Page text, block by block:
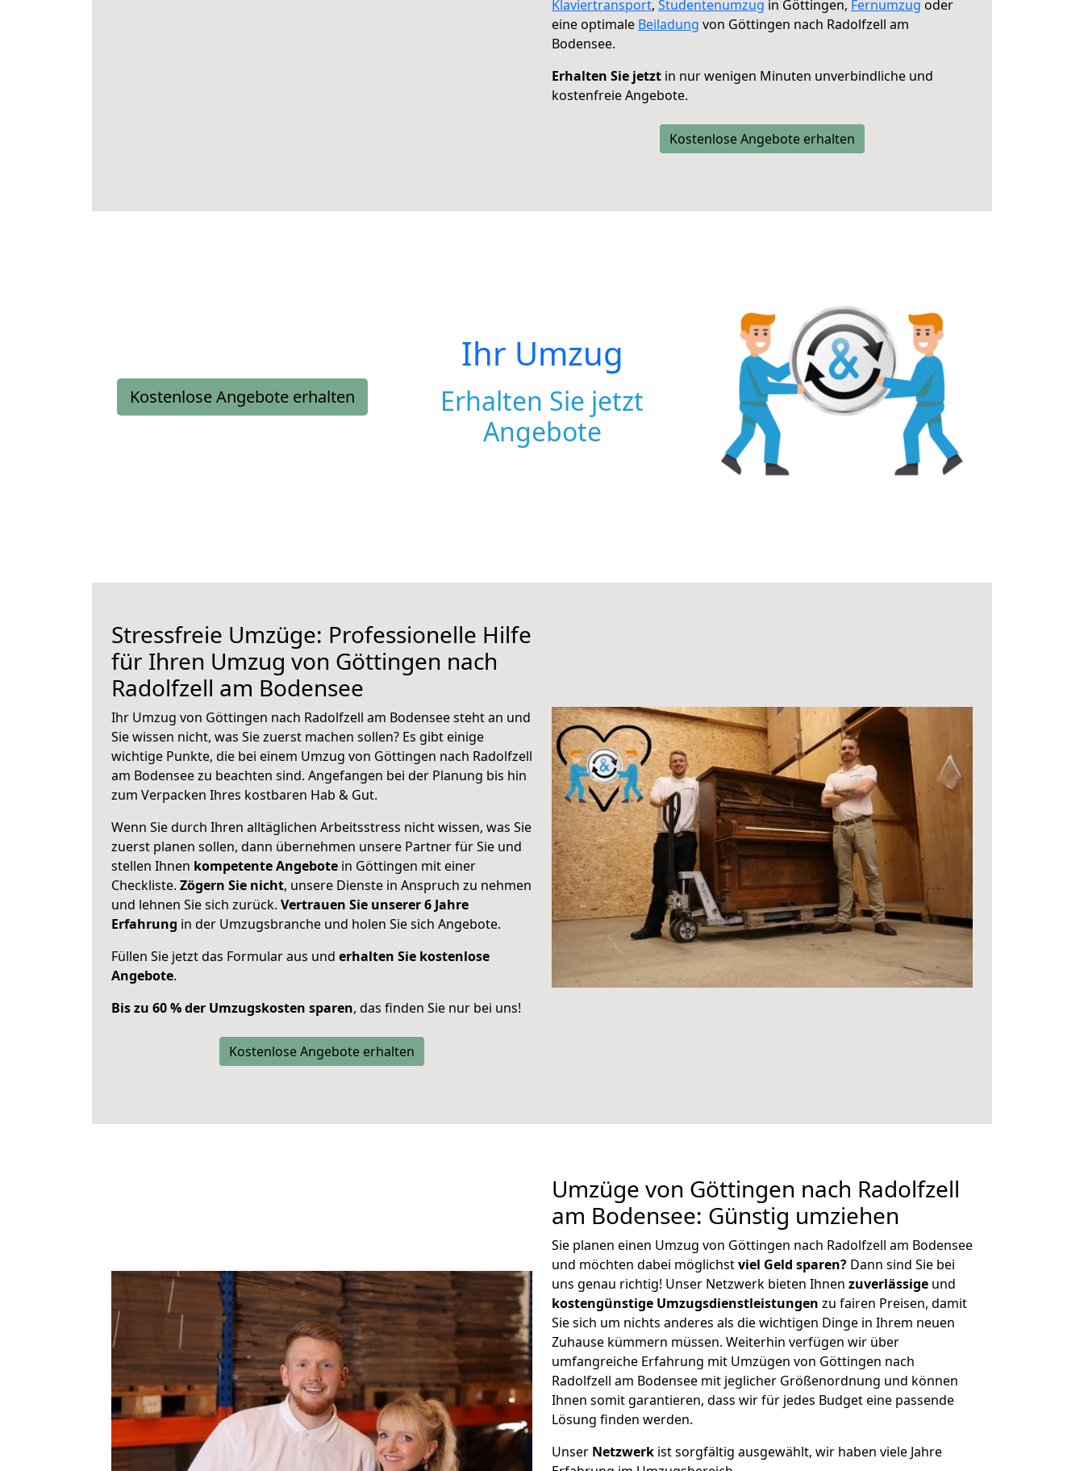
Klaviertransport, Studentenumzug in Göttingen, Fernumzug oder
eine optimale Beiladung von Göttingen nach Radolfzell am
Bodensee.
Erhalten Sie jetzt in nur wenigen Minuten unverbindliche und
kostenfreie Angebote.
Kostenlose Angebote erhalten
Kostenlose Angebote erhalten
Ihr Umzug
Erhalten Sie jetzt
Angebote
Stressfreie Umzüge: Professionelle Hilfe
für Ihren Umzug von Göttingen nach
Radolfzell am Bodensee
Ihr Umzug von Göttingen nach Radolfzell am Bodensee steht an und
Sie wissen nicht, was Sie zuerst machen sollen? Es gibt einige
wichtige Punkte, die bei einem Umzug von Göttingen nach Radolfzell
am Bodensee zu beachten sind. Angefangen bei der Planung bis hin
zum Verpacken Ihres kostbaren Hab & Gut.
Wenn Sie durch Ihren alltäglichen Arbeitsstress nicht wissen, was Sie
zuerst planen sollen, dann übernehmen unsere Partner für Sie und
stellen Ihnen kompetente Angebote in Göttingen mit einer
Checkliste. Zögern Sie nicht, unsere Dienste in Anspruch zu nehmen
und lehnen Sie sich zurück. Vertrauen Sie unserer 6 Jahre
Erfahrung in der Umzugsbranche und holen Sie sich Angebote.
Füllen Sie jetzt das Formular aus und erhalten Sie kostenlose
Angebote.
Bis zu 60 % der Umzugskosten sparen, das finden Sie nur bei uns!
Kostenlose Angebote erhalten
Umzüge von Göttingen nach Radolfzell
am Bodensee: Günstig umziehen
Sie planen einen Umzug von Göttingen nach Radolfzell am Bodensee
und möchten dabei möglichstviel Geld sparen? Dann sind Sie bei
uns genau richtig! Unser Netzwerk bieten Ihnen zuverlässige und
kostengünstige Umzugsdienstleistungen zu fairen Preisen, damit
Sie sich um nichts anderes als die wichtigen Dinge in Ihrem neuen
Zuhause kümmern müssen. Weiterhin verfügen wir über
umfangreiche Erfahrung mit Umzügen von Göttingen nach
Radolfzell am Bodensee mit jeglicher Größenordnung und können
Ihnen somit garantieren, dass wir für jedes Budget eine passende
Lösung finden werden.
Unser Netzwerk ist sorgfältig ausgewählt, wir haben viele Jahre